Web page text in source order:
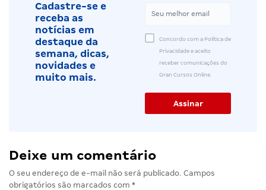
Cadastre-se e
receba as
notícias em
destaque da
semana, dicas,
novidades e
muito mais.
Concordo com a Política de
Privacidade e aceito
receber comunicações do
Gran Cursos Online.
Deixe um comentário
O seu endereço de e-mail não será publicado. Campos
obrigatórios são marcados com *